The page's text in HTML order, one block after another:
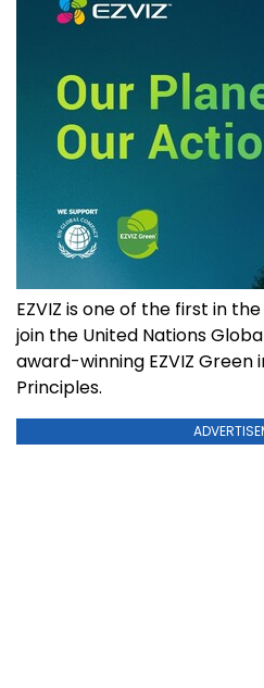
EZVIZ is one of the first in
join the United Nations
award-winning EZVIZ
Principles.